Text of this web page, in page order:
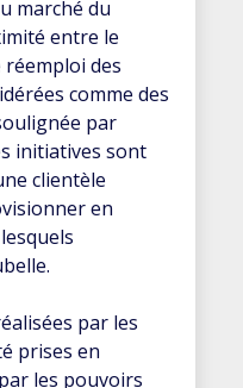
marché du
entre le
des
comme des
par
initiatives sont
clientèle
en
par les
prises en
les pouvoirs